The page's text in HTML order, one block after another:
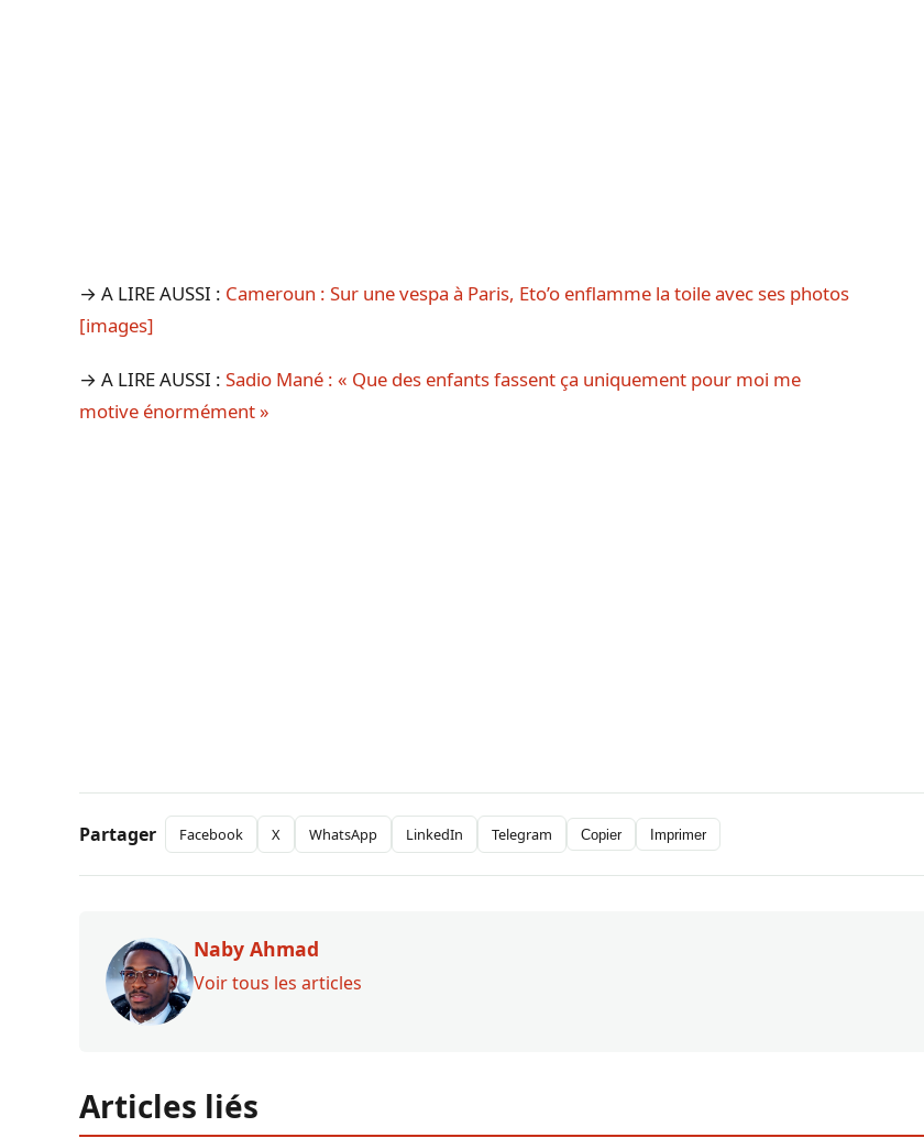
→ A LIRE AUSSI : Cameroun : Sur une vespa à Paris, Eto’o enflamme la toile avec ses photos
[images]
→ A LIRE AUSSI : Sadio Mané : « Que des enfants fassent ça uniquement pour moi me
motive énormément »
Partager Facebook X WhatsApp LinkedIn Telegram Copier Imprimer
Naby Ahmad
Voir tous les articles
Articles liés